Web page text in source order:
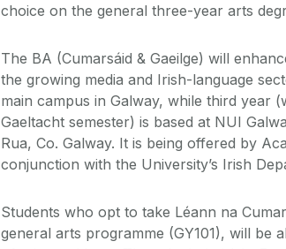
choice on the general three-year arts
The BA (Cumarsáid & Gaeilge) will
the growing media and Irish-language
main campus in Galway, while third year
Gaeltacht semester) is based at NUI
Rua, Co. Galway. It is being offered by
conjunction with the University’s Irish
Students who opt to take Léann na
general arts programme (GY101), will be